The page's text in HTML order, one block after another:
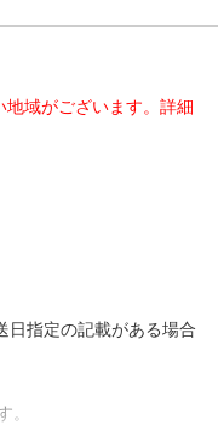
域がございます。詳細
日指定の記載がある場合